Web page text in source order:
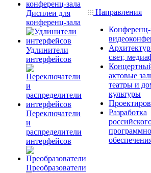
Дисплеи для
конференц-зала
Удлинители
интерфейсов
Переключатели
и
распределители
интерфейсов
Преобразователи
Направления
Конференц-
свет,
актовые
театры и
культуры
Разработка